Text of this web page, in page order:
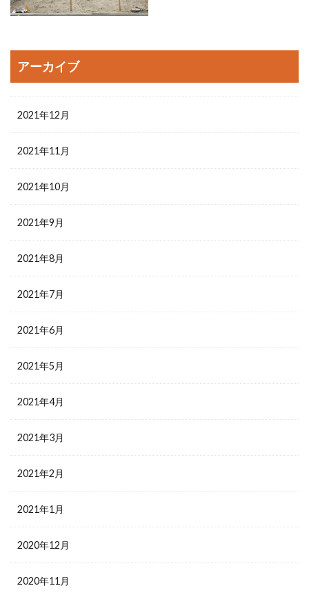
アーカイブ
2021年12月
2021年11月
2021年10月
2021年9月
2021年8月
2021年7月
2021年6月
2021年5月
2021年4月
2021年3月
2021年2月
2021年1月
2020年12月
2020年11月